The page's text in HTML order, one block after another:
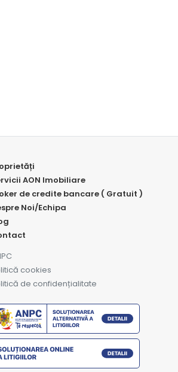
AON Imobiliare
de credite bancare ( Gratuit )
Noi/Echipa
cookies
de confidențialitate